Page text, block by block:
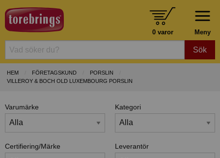
Meny
0 varor
Sök
HEM FÖRETAGSKUND
PORSLIN
VILLEROY & BOCH OLD LUXEMBOURG PORSLIN
Varumärke Kategori
Certifiering/Märke Leverantör